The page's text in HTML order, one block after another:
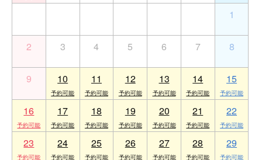
1
2 3 4 5 6 7 8
9 10 11 12 13 14 15
16 17 18 19 20 21 22
23 24 25 26 27 28 29